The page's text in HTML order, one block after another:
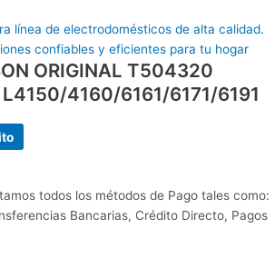
ORIGINAL T504320
L4150/4160/6161/6171/6191
todos los métodos de Pago tales como:
Bancarias, Crédito Directo, Pagos